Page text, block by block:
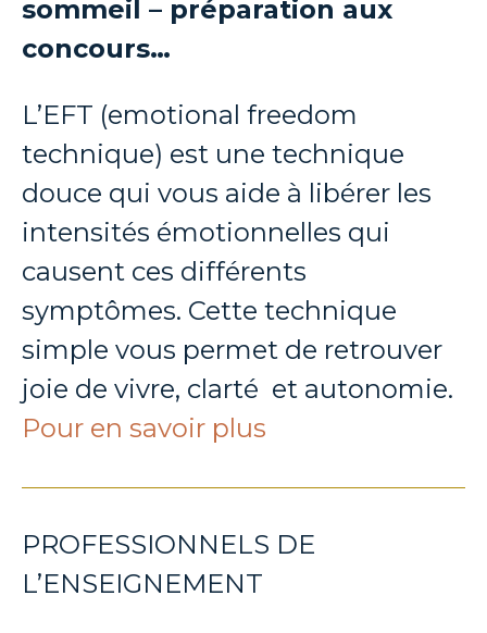
sommeil – préparation aux
concours…
L’EFT (emotional freedom
technique) est une technique
douce qui vous aide à libérer les
intensités émotionnelles qui
causent ces différents
symptômes. Cette technique
simple vous permet de retrouver
joie de vivre, clarté et autonomie.
Pour en savoir plus
PROFESSIONNELS DE
L’ENSEIGNEMENT